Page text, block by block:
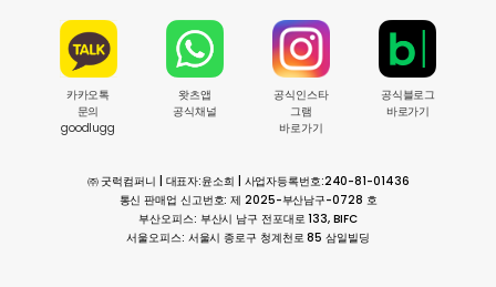
카카오톡
문의
goodlugg
왓츠앱
공식채널
공식인스타
그램
바로가기
공식블로그
바로가기
㈜ 굿럭컴퍼니 | 대표자:윤소희 | 사업자등록번호:240-81-01436
통신 판매업 신고번호: 제 2025-부산남구-0728 호
부산오피스: 부산시 남구 전포대로 133, BIFC
서울오피스: 서울시 종로구 청계천로 85 삼일빌딩